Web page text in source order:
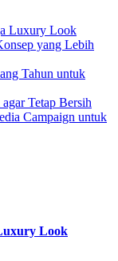
Luxury Look
yang Lebih
Tahun untuk
Tetap Bersih
Campaign untuk
Look